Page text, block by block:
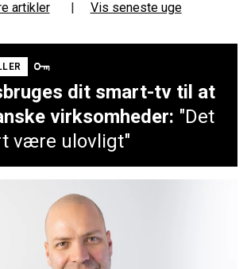
artikler | Vis seneste uge
dit smart-tv til at
virksomheder: "Det
være ulovligt"